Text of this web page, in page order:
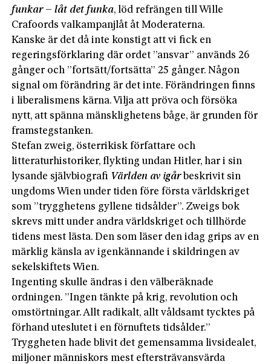
funkar – låt det funka, löd refrängen till Wille
Crafoords valkampanjlåt åt Moderaterna.
Kanske är det då inte konstigt att vi fick en
regeringsförklaring där ordet ”ansvar” används 26
gånger och ”fortsätt/fortsätta” 25 gånger. Någon
signal om förändring är det inte. Förändringen finns
i liberalismens kärna. Vilja att pröva och försöka
nytt, att spänna mänsklighetens båge, är grunden för
framstegstanken.
Stefan zweig, österrikisk författare och
litteraturhistoriker, flykting undan Hitler, har i sin
lysande självbiografi Världen av igårbeskrivit sin
ungdoms Wien under tiden före första världskriget
som ”trygghetens gyllene tidsålder”. Zweigs bok
skrevs mitt under andra världskriget och tillhörde
tidens mest lästa. Den som läser den idag grips av en
märklig känsla av igenkännande i skildringen av
sekelskiftets Wien.
Ingenting skulle ändras i den välberäknade
ordningen. ”Ingen tänkte på krig, revolution och
omstörtningar. Allt radikalt, allt våldsamt tycktes på
förhand uteslutet i en förnuftets tidsålder.”
Tryggheten hade blivit det gemensamma livsidealet,
miljoner människors mest eftersträvansvärda